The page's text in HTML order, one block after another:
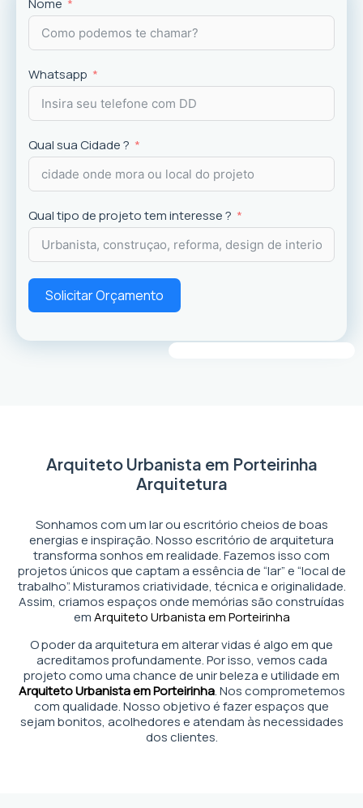
experiência dos usuários.
Nome
Whatsapp
Qual sua Cidade ?
Qual tipo de projeto tem interesse ?
Solicitar Orçamento
Arquiteto Urbanista em Porteirinha
Arquitetura
Sonhamos com um lar ou escritório cheios de boas
energias e inspiração. Nosso escritório de arquitetura
transforma sonhos em realidade. Fazemos isso com
projetos únicos que captam a essência de “lar” e “local de
trabalho”. Misturamos criatividade, técnica e originalidade.
Assim, criamos espaços onde memórias são construídas
emArquiteto Urbanista em Porteirinha
O poder da arquitetura em alterar vidas é algo em que
acreditamos profundamente. Por isso, vemos cada
projeto como uma chance de unir beleza e utilidade em
Arquiteto Urbanista em Porteirinha. Nos comprometemos
com qualidade. Nosso objetivo é fazer espaços que
sejam bonitos, acolhedores e atendam às necessidades
dos clientes.